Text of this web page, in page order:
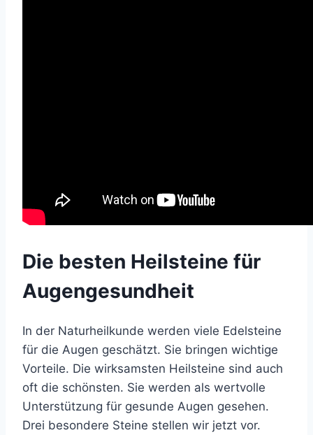
Die besten Heilsteine für
Augengesundheit
In der Naturheilkunde werden viele Edelsteine
für die Augen geschätzt. Sie bringen wichtige
Vorteile. Die wirksamsten Heilsteine sind auch
oft die schönsten. Sie werden als wertvolle
Unterstützung für gesunde Augen gesehen.
Drei besondere Steine stellen wir jetzt vor.